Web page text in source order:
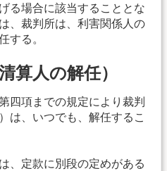
る場合に該当することとな
、裁判所は、利害関係人の
する。
算人の解任）
四項までの規定により裁判
は、いつでも、解任するこ
、定款に別段の定めがある